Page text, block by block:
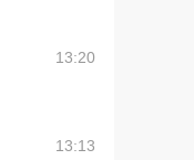
13:20
13:13